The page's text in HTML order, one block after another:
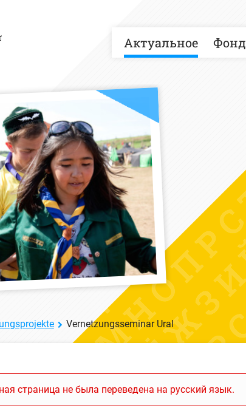
Актуальное Фонд
Vernetzungsseminar Ural
страница не была переведена на русский язык.